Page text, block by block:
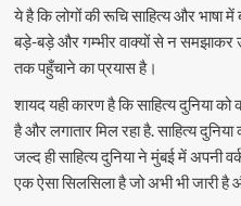
ये है कि लोगों की रूचि साहित्य और भाषा
बड़े-बड़े और गम्भीर वाक्यों से न
तक पहुँचाने का प्रयास है।
शायद यही कारण है कि साहित्य दुनिया को
है और लगातार मिल रहा है. साहित्य
जल्द ही साहित्य दुनिया ने मुंबई में अपनी
एक ऐसा सिलसिला है जो अभी भी जारी